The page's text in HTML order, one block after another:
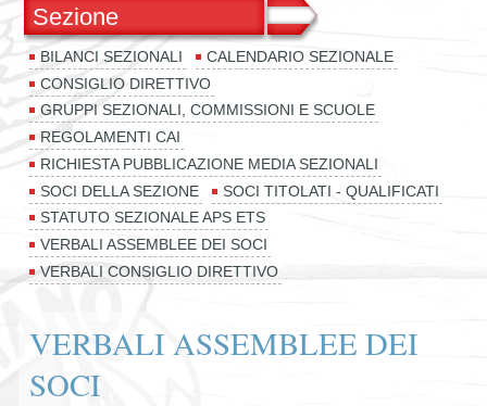
Sezione
BILANCI SEZIONALI
CALENDARIO SEZIONALE
CONSIGLIO DIRETTIVO
GRUPPI SEZIONALI, COMMISSIONI E SCUOLE
REGOLAMENTI CAI
RICHIESTA PUBBLICAZIONE MEDIA SEZIONALI
SOCI DELLA SEZIONE
SOCI TITOLATI - QUALIFICATI
STATUTO SEZIONALE APS ETS
VERBALI ASSEMBLEE DEI SOCI
VERBALI CONSIGLIO DIRETTIVO
VERBALI ASSEMBLEE DEI
SOCI